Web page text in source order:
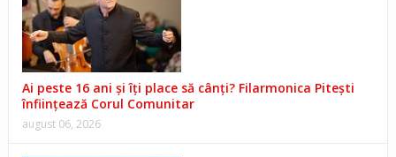
Ai peste 16 ani și îți place să cânți? Filarmonica Pitești
înființează Corul Comunitar
august 06, 2026